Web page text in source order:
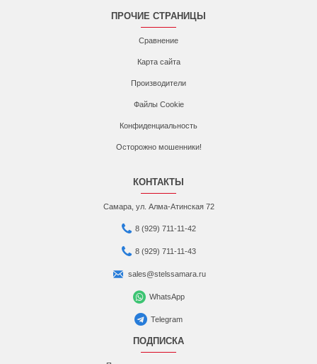
ПРОЧИЕ СТРАНИЦЫ
Сравнение
Карта сайта
Производители
Файлы Cookie
Конфиденциальность
Осторожно мошенники!
КОНТАКТЫ
Самара, ул. Алма-Атинская 72
8 (929) 711-11-42
8 (929) 711-11-43
sales@stelssamara.ru
WhatsApp
Telegram
ПОДПИСКА